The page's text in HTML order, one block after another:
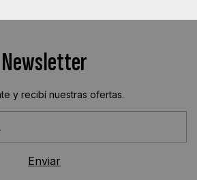
Newsletter
y recibí nuestras ofertas.